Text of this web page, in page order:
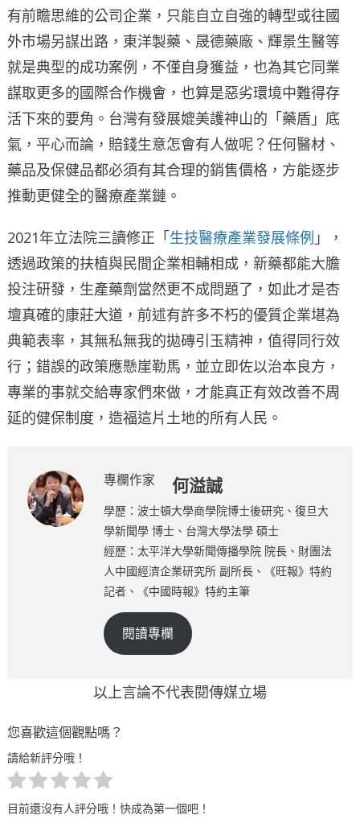
有前瞻思維的公司企業，只能自立自強的轉型或往國
外市場另謀出路，東洋製藥、晟德藥廠、輝景生醫等
就是典型的成功案例，不僅自身獲益，也為其它同業
謀取更多的國際合作機會，也算是惡劣環境中難得存
活下來的要角。台灣有發展媲美護神山的「藥盾」底
氣，平心而論，賠錢生意怎會有人做呢？任何醫材、
藥品及保健品都必須有其合理的銷售價格，方能逐步
推動更健全的醫療產業鏈。
2021年立法院三讀修正「生技醫療產業發展條例 」，
透過政策的扶植與民間企業相輔相成，新藥都能大膽
投注研發，生產藥劑當然更不成問題了，如此才是杏
壇真確的康莊大道，前述有許多不朽的優質企業堪為
典範表率，其無私無我的拋磚引玉精神，值得同行效
行；錯誤的政策應懸崖勒馬，並立即佐以治本良方，
專業的事就交給專家們來做，才能真正有效改善不周
延的健保制度，造福這片土地的所有人民。
專欄作家 何溢誠
學歷：波士頓大學商學院博士後研究、復旦大
學新聞學 博士、台灣大學法學 碩士
經歷：太平洋大學新聞傳播學院 院長、財團法
人中國經濟企業研究所 副所長、《旺報》特約
記者、《中國時報》特約主筆
閱讀專欄
以上言論不代表閱傳媒立場
您喜歡這個觀點嗎？
請給新評分哦！
目前還沒有人評分哦！快成為第一個吧！